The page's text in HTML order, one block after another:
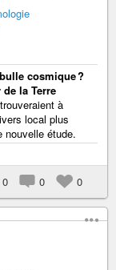
cosmique ?
la Terre
à
local plus
nouvelle étude.
0 0 0